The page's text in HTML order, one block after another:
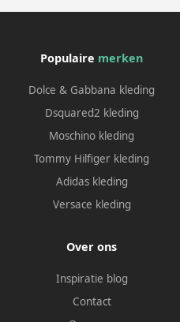
Populaire merken
Dolce & Gabbana kleding
Dsquared2 kleding
Moschino kleding
Tommy Hilfiger kleding
Adidas kleding
Versace kleding
Over ons
Inspiratie blog
Contact